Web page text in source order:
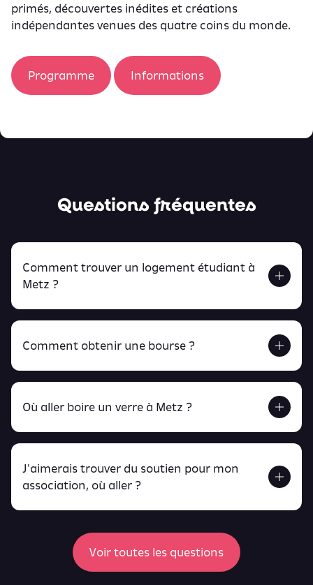
primés, découvertes inédites et créations
indépendantes venues des quatre coins du monde.
Programme Informations
Questions fréquentes
Comment trouver un logement étudiant à
Metz ?
Retrouve tout ça en cliquant ici !
Comment obtenir une bourse ?
Retrouve toutes ces infos ici.
Où aller boire un verre à Metz ?
peux
retrouver ici
J'aimerais trouver du soutien pour mon
association, où aller ?
Voir toutes les questions